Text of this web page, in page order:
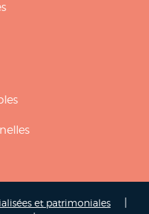
et patrimoniales